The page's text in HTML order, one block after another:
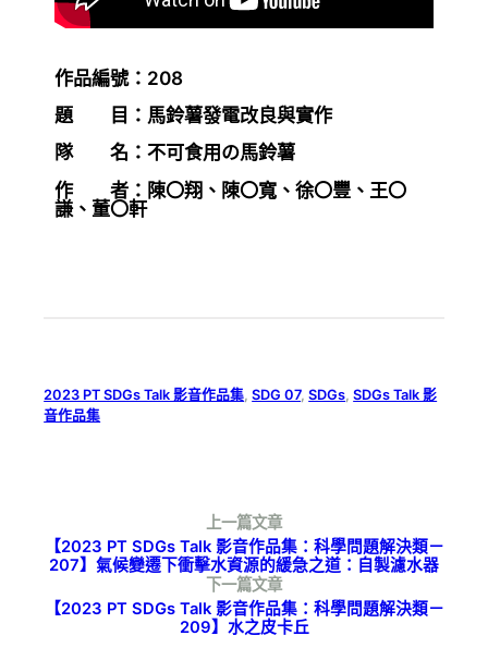
作品編號：208
題 目：馬鈴薯發電改良與實作
隊 名：不可食用の馬鈴薯
作 者：陳〇翔、陳〇寬、徐〇豐、王〇
謙、董〇軒
2023 PT SDGs Talk 影音作品集 , SDG 07, SDGs , SDGs Talk 影
音作品集
上一篇文章
【2023 PT SDGs Talk 影音作品集：科學問題解決類－
207】氣候變遷下衝擊水資源的緩急之道：自製濾水器
下一篇文章
【2023 PT SDGs Talk 影音作品集：科學問題解決類－
209】水之皮卡丘